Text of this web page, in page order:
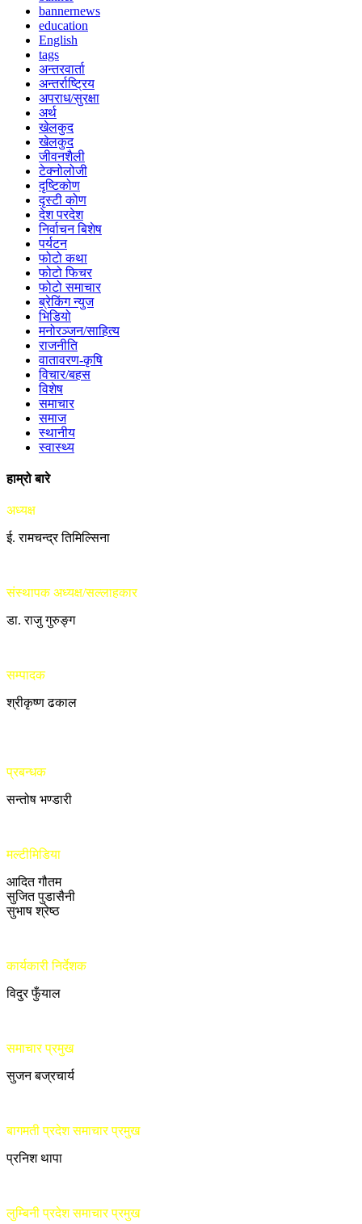
bannernews
education
English
tags
अन्तरवार्ता
अन्तर्राष्ट्रिय
अपराध/सुरक्षा
अर्थ
खेलकुद
खेलकुद
जीवनशैली
टेक्नोलोजी
दृष्टिकोण
दृस्टी कोण
देश परदेश
निर्वाचन बिशेष
पर्यटन
फोटो कथा
फोटो फिचर
फोटो समाचार
ब्रेकिंग न्युज
भिडियो
मनोरञ्जन/साहित्य
राजनीति
वातावरण-कृषि
विचार/बहस
विशेष
समाचार
समाज
स्थानीय
स्वास्थ्य
हाम्रो बारे
अध्यक्ष
ई. रामचन्द्र तिमिल्सिना
संस्थापक अध्यक्ष/सल्लाहकार
डा. राजु गुरुङ्ग
सम्पादक
श्रीकृष्ण ढकाल
प्रबन्धक
सन्तोष भण्डारी
मल्टीमिडिया
आदित गौतम
सुजित पुडासैनी
सुभाष श्रेष्ठ
कार्यकारी निर्देशक
विदुर फुँयाल
समाचार प्रमुख
सुजन बज्रचार्य
बागमती प्रदेश समाचार प्रमुख
प्रनिश थापा
लुम्बिनी प्रदेश समाचार प्रमुख